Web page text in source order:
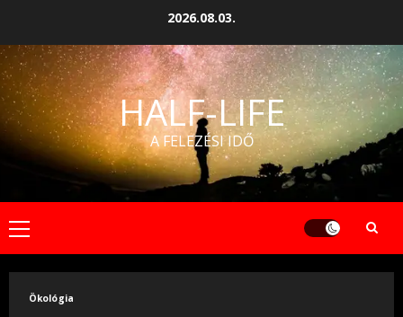
content
2026.08.03.
HALF-LIFE
A FELEZÉSI IDŐ
Primary
Menu
Ökológia